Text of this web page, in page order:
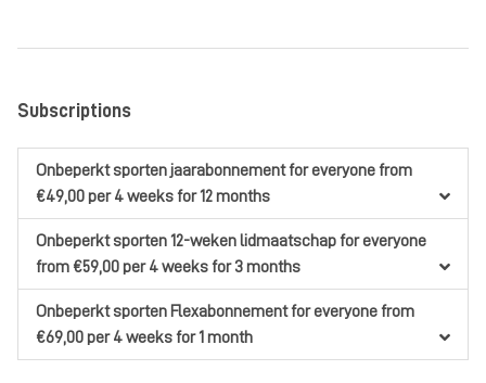
Subscriptions
Onbeperkt sporten jaarabonnementfor everyonefrom
€49,00per 4 weeksfor 12 months
Onbeperkt sporten 12-weken lidmaatschapfor everyone
from €59,00per 4 weeksfor 3 months
Onbeperkt sporten Flexabonnementfor everyonefrom
€69,00per 4 weeksfor 1 month